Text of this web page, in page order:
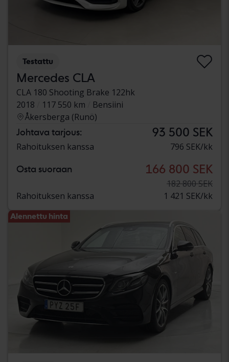
Testattu
Mercedes CLA
CLA 180 Shooting Brake 122hk
2018
117 550 km
Bensiini
Åkersberga (Runö)
Johtava tarjous: 93 500 SEK
Rahoituksen kanssa 796 SEK/kk
Osta suoraan 166 800 SEK
182 800 SEK
Rahoituksen kanssa
1 421 SEK/kk
Alennettu hinta